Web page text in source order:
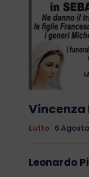
Vincenza
Lutto 6
Leonardo